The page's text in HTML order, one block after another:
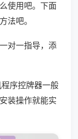
使用吧。下面
法吧。
对一指导，添
序控牌器一般
装操作就能实